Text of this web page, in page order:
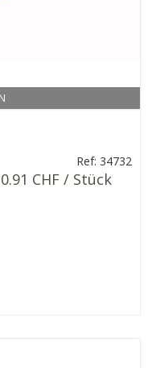
Ref: 34732
0.91 CHF / Stück